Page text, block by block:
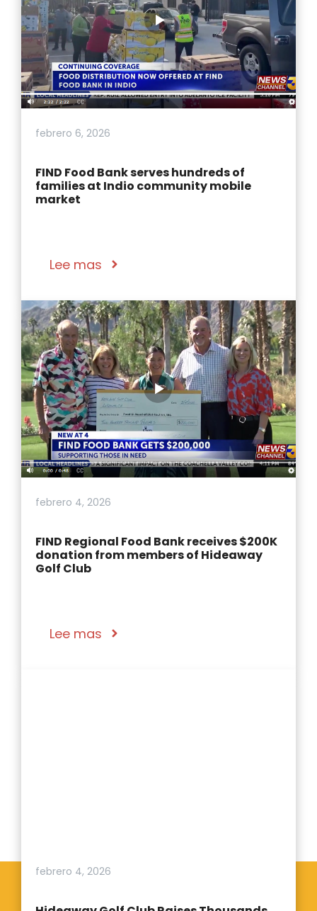
febrero 6, 2026
FIND Food Bank serves hundreds of
families at Indio community mobile
market
Lee mas
febrero 4, 2026
FIND Regional Food Bank receives $200K
donation from members of Hideaway
Golf Club
Lee mas
febrero 4, 2026